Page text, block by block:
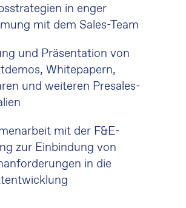
in enger
mit dem Sales-Team
und Präsentation von
Whitepapern,
und weiteren Presales-
mit der F&E-
zur Einbindung von
in die